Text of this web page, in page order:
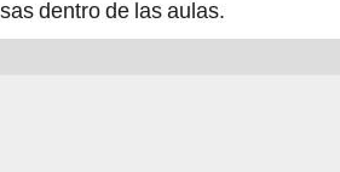
dentro de las aulas.